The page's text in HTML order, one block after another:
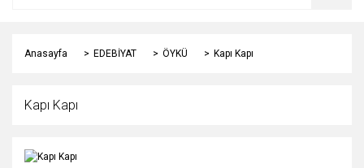
Anasayfa EDEBİYAT ÖYKÜ Kapı Kapı
Kapı Kapı